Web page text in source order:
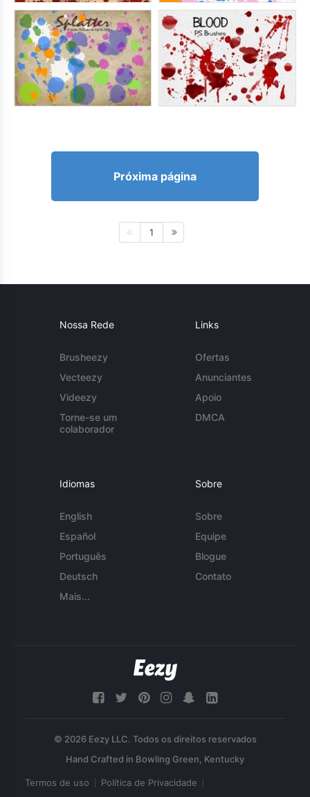
Próxima página
1
Nossa Rede
Brusheezy
Vecteezy
Videezy
Torne-se um
colaborador
Links
Ofertas
Anunciantes
Apoio
DMCA
Idiomas
English
Español
Português
Deutsch
Mais...
Sobre
Sobre
Equipe
Blogue
Contato
© 2026 Eezy LLC. Todos os direitos reservados
Termos de uso Política de Privacidade